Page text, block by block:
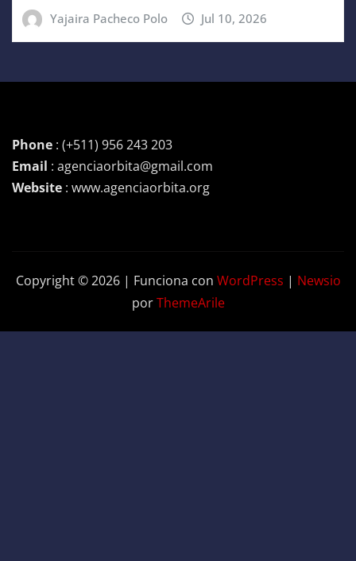
Yajaira Pacheco Polo Jul 10, 2026
Phone : (+511) 956 243 203
Email : agenciaorbita@gmail.com
Website : www.agenciaorbita.org
Copyright © 2026 | Funciona con WordPress | Newsio
porThemeArile